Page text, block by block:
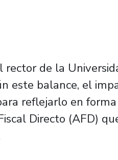
de la
este balance, el
reflejarlo en
Directo (AFD)